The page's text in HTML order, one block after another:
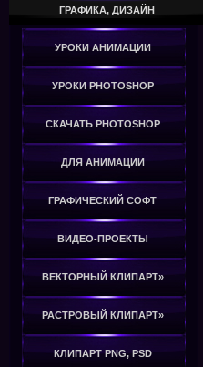
ГРАФИКА, ДИЗАЙН
УРОКИ АНИМАЦИИ
УРОКИ PHOTOSHOP
СКАЧАТЬ PHOTOSHOP
ДЛЯ АНИМАЦИИ
ГРАФИЧЕСКИЙ СОФТ
ВИДЕО-ПРОЕКТЫ
ВЕКТОРНЫЙ КЛИПАРТ»
РАСТРОВЫЙ КЛИПАРТ»
КЛИПАРТ PNG, PSD